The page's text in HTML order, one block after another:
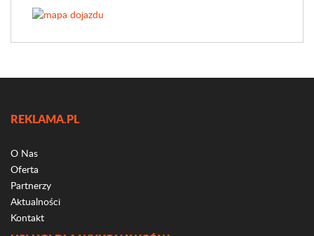
REKLAMA.PL
O Nas
Oferta
Partnerzy
Aktualności
Kontakt